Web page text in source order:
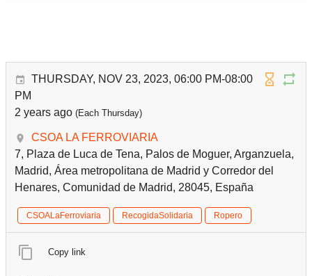
THURSDAY, NOV 23, 2023, 06:00 PM-08:00
PM
2 years ago (Each Thursday)
CSOA LA FERROVIARIA
7, Plaza de Luca de Tena, Palos de Moguer, Arganzuela,
Madrid, Área metropolitana de Madrid y Corredor del
Henares, Comunidad de Madrid, 28045, España
CSOALaFerroviaria RecogidaSolidaria Ropero
Copy link